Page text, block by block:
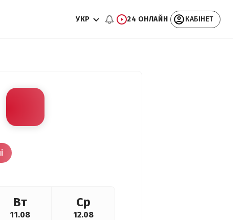
УКР 24 ОНЛАЙН КАБІНЕТ
Вт
11.08
Ср
12.08